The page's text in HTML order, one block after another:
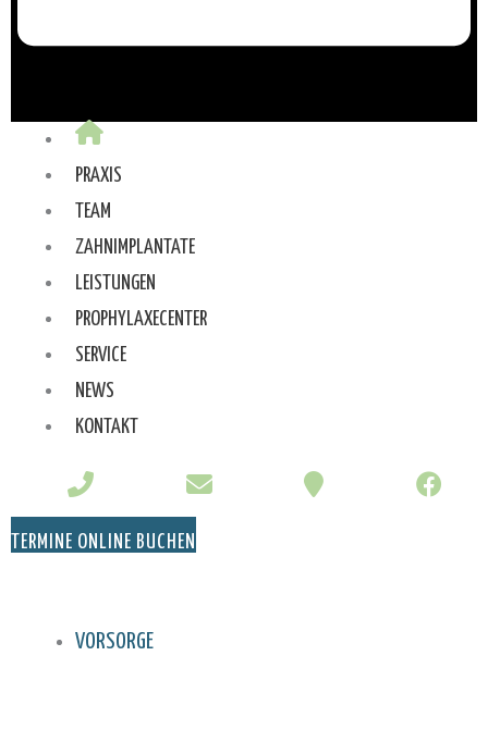
PRAXIS
TEAM
ZAHNIMPLANTATE
LEISTUNGEN
PROPHYLAXECENTER
SERVICE
NEWS
KONTAKT
TERMINE ONLINE BUCHEN
VORSORGE